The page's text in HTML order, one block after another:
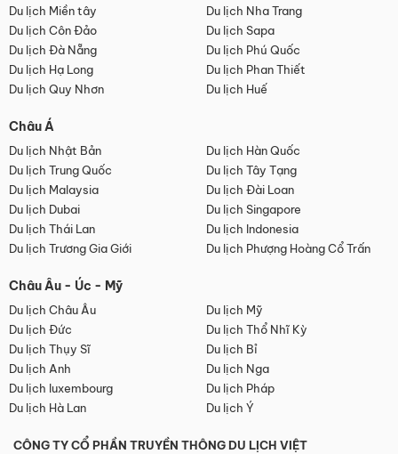
Du lịch Miền tây
Du lịch Nha Trang
Du lịch Côn Đảo
Du lịch Sapa
Du lịch Đà Nẵng
Du lịch Phú Quốc
Du lịch Hạ Long
Du lịch Phan Thiết
Du lịch Quy Nhơn
Du lịch Huế
Châu Á
Du lịch Nhật Bản
Du lịch Hàn Quốc
Du lịch Trung Quốc
Du lịch Tây Tạng
Du lịch Malaysia
Du lịch Đài Loan
Du lịch Dubai
Du lịch Singapore
Du lịch Thái Lan
Du lịch Indonesia
Du lịch Trương Gia Giới
Du lịch Phượng Hoàng Cổ Trấn
Châu Âu - Úc - Mỹ
Du lịch Châu Âu
Du lịch Mỹ
Du lịch Đức
Du lịch Thổ Nhĩ Kỳ
Du lịch Thụy Sĩ
Du lịch Bỉ
Du lịch Anh
Du lịch Nga
Du lịch luxembourg
Du lịch Pháp
Du lịch Hà Lan
Du lịch Ý
CÔNG TY CỔ PHẦN TRUYỀN THÔNG DU LỊCH VIỆT